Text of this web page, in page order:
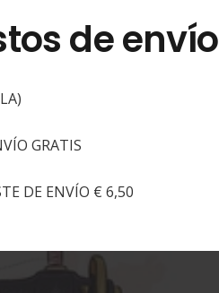
de envío
GRATIS
DE ENVÍO € 6,50